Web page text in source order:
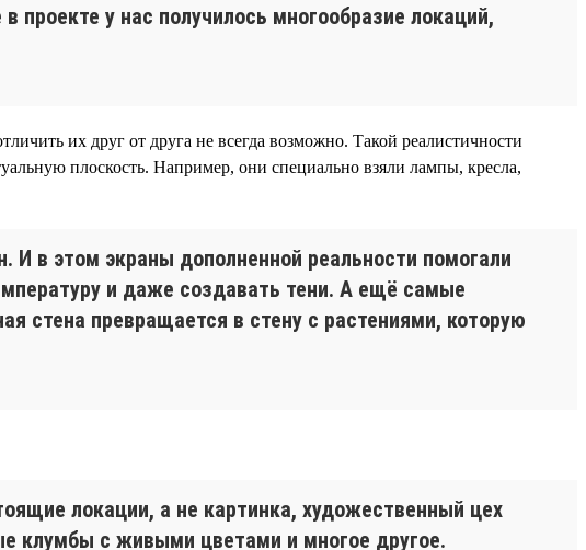
у нас получилось многообразие локаций,
их друг от друга не всегда возможно. Такой реалистичности
плоскость. Например, они специально взяли лампы, кресла,
в этом экраны дополненной реальности помогали
и даже создавать тени. А ещё самые
стена превращается в стену с растениями, которую
локации, а не картинка, художественный цех
клумбы с живыми цветами и многое другое.